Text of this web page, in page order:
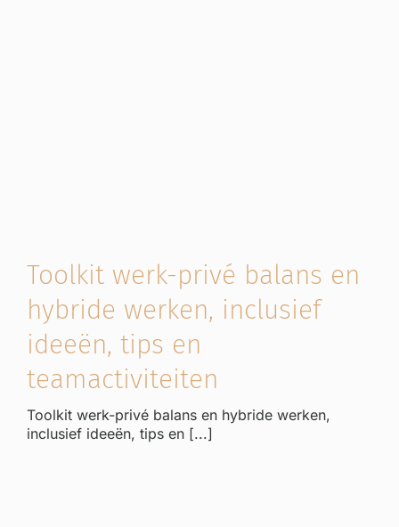
Toolkit werk-privé balans en
hybride werken, inclusief
ideeën, tips en
teamactiviteiten
Toolkit werk-privé balans en hybride werken,
inclusief ideeën, tips en [...]